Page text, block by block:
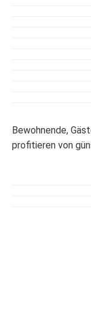
Bewohnende,
profitieren von